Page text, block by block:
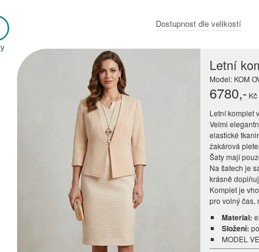
Letní
Model: KOM
6780,- Kč
Letní komplet
Velmi
elastické
žakárová
Šaty mají
Na šatech je
krásně
Komplet je
pro volný čas,
Material:
Složení:
MODEL
Dostupnost dle velikostí